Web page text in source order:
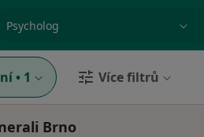
• 1 Více filtrů
Brno